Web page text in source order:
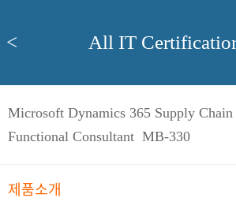
< All IT
Microsoft Dynamics 365 Supply Chain
Functional Consultant MB-330
제품소개